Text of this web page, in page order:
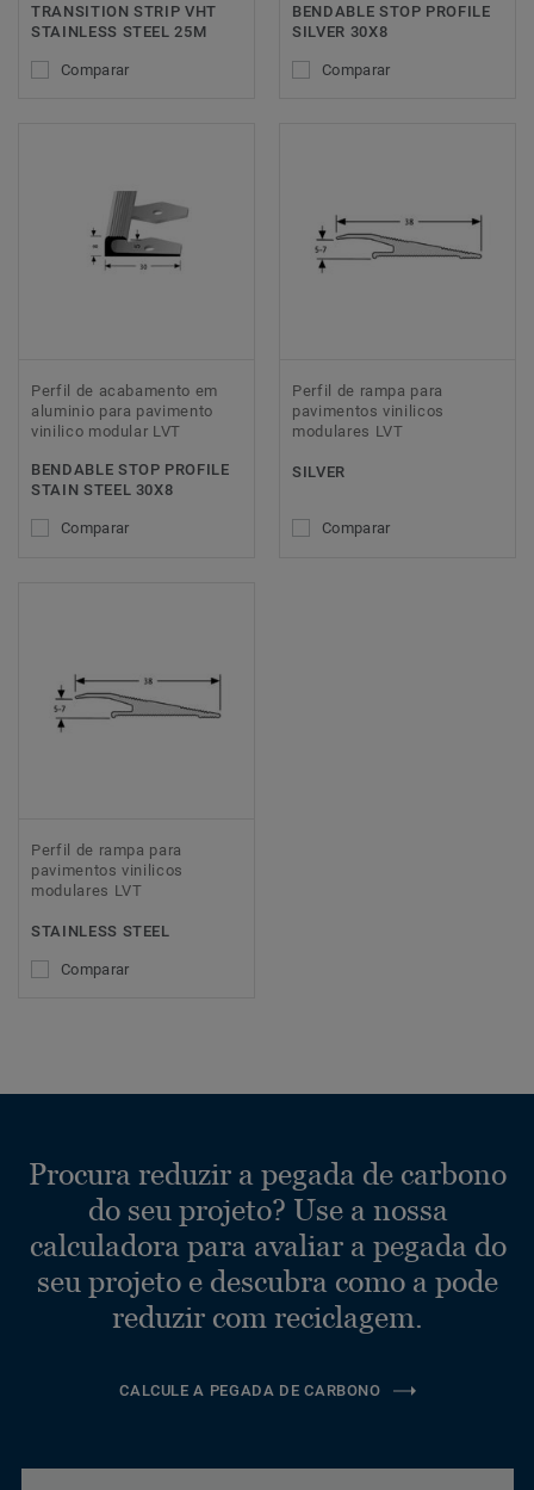
TRANSITION STRIP VHT
STAINLESS STEEL 25M
Comparar
BENDABLE STOP PROFILE
SILVER 30X8
Comparar
Perfil de acabamento em
aluminio para pavimento
vinilico modular LVT
BENDABLE STOP PROFILE
STAIN STEEL 30X8
Comparar
Perfil de rampa para
pavimentos vinilicos
modulares LVT
SILVER
Comparar
Perfil de rampa para
pavimentos vinilicos
modulares LVT
STAINLESS STEEL
Comparar
Procura reduzir a pegada de carbono
do seu projeto? Use a nossa
calculadora para avaliar a pegada do
seu projeto e descubra como a pode
reduzir com reciclagem.
CALCULE A PEGADA DE CARBONO